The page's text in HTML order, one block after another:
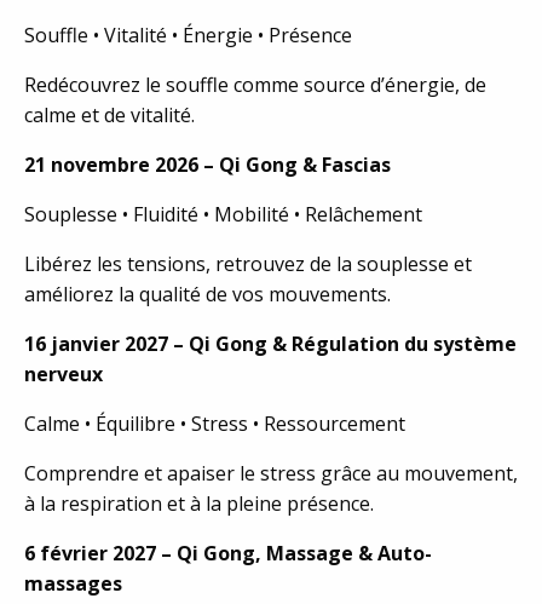
Souffle • Vitalité • Énergie • Présence
Redécouvrez le souffle comme source d’énergie, de
calme et de vitalité.
21 novembre 2026 – Qi Gong & Fascias
Souplesse • Fluidité • Mobilité • Relâchement
Libérez les tensions, retrouvez de la souplesse et
améliorez la qualité de vos mouvements.
16 janvier 2027 – Qi Gong & Régulation du système
nerveux
Calme • Équilibre • Stress • Ressourcement
Comprendre et apaiser le stress grâce au mouvement,
à la respiration et à la pleine présence.
6 février 2027 – Qi Gong, Massage & Auto-
massages